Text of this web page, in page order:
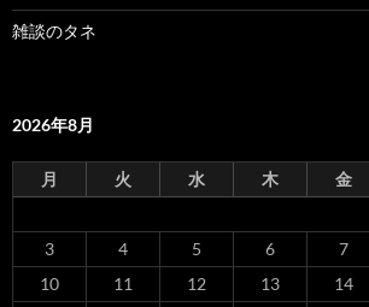
雑談のタネ
2026年8月
月 火 水 木 金
3
4 5 6 7
10
11 12 13 14